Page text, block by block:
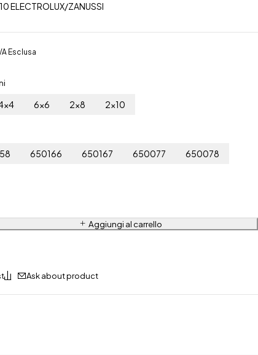
ELECTROLUX/ZANUSSI
Esclusa
6x6 2x8 2x10
650166 650167 650077 650078
Aggiungi al carrello
Ask about product